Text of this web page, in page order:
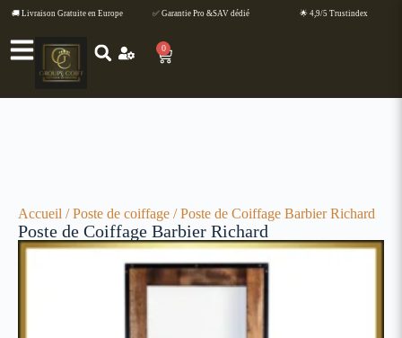
🚚 Livraison Gratuite en Europe ✅ Garantie Pro &SAV dédié 🌟 4,9/5 Trustindex
0
Accueil /Poste de coiffage / Poste de Coiffage Barbier Richard
Poste de Coiffage Barbier Richard